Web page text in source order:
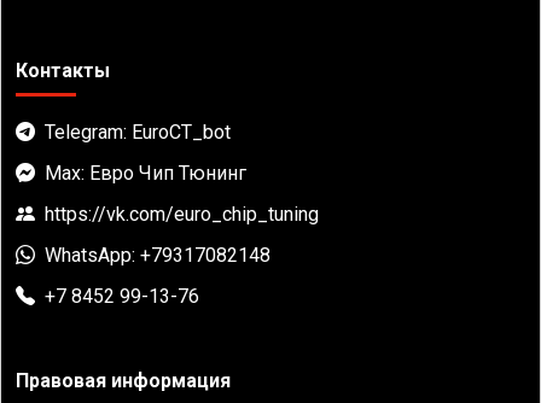
Контакты
Telegram: EuroCT_bot
Max: Евро Чип Тюнинг
https://vk.com/euro_chip_tuning
WhatsApp: +79317082148
+7 8452 99-13-76
Правовая информация